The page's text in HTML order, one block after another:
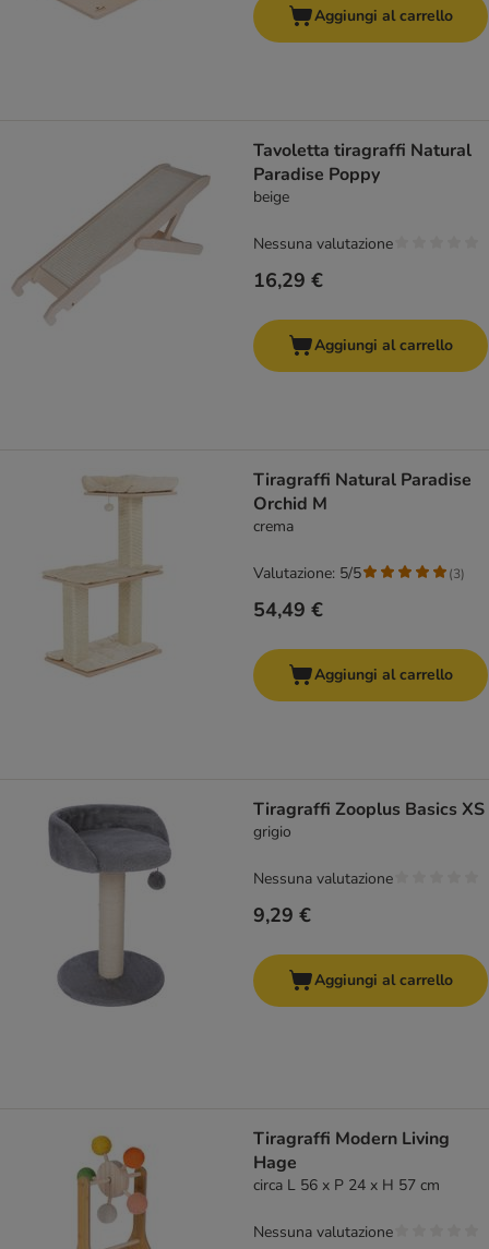
Aggiungi al carrello
Tavoletta tiragraffi Natural
Paradise Poppy
beige
16,29 €
Nessuna valutazione
Aggiungi al carrello
Tiragraffi Natural Paradise
Orchid M
crema
54,49 €
Valutazione: 5/5 (3)
Aggiungi al carrello
Tiragraffi Zooplus Basics XS
grigio
9,29 €
Nessuna valutazione
Aggiungi al carrello
Tiragraffi Modern Living
Hage
circa L 56 x P 24 x H 57 cm
Nessuna valutazione